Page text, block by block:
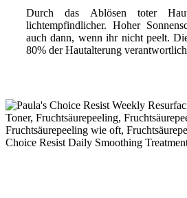
Durch das Ablösen toter
lichtempfindlicher. Hoher
auch dann, wenn ihr nicht peelt.
80% der Hautalterung